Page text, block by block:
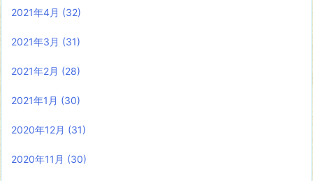
2021年4月 (32)
2021年3月 (31)
2021年2月 (28)
2021年1月 (30)
2020年12月 (31)
2020年11月 (30)